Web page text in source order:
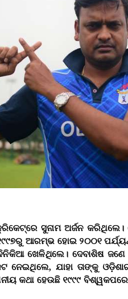
କ୍ରିକେଟ୍‌ରେ ସୁନାମ ଅର୍ଜନ
ଆରମ୍ଭ ହୋଇ ୨୦୦୧
ଖେଳିଥିଲେ। ଦେବାଶିଷ
ଯାହା ତାଙ୍କୁ
କଥା ହେଉଛି ୧୯୯୯